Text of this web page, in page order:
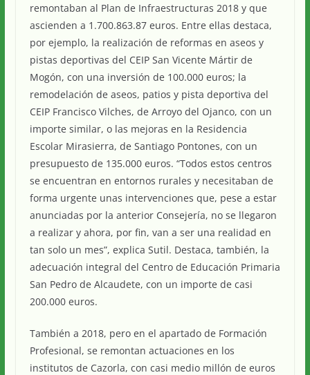
remontaban al Plan de Infraestructuras 2018 y que
ascienden a 1.700.863.87 euros. Entre ellas destaca,
por ejemplo, la realización de reformas en aseos y
pistas deportivas del CEIP San Vicente Mártir de
Mogón, con una inversión de 100.000 euros; la
remodelación de aseos, patios y pista deportiva del
CEIP Francisco Vilches, de Arroyo del Ojanco, con un
importe similar, o las mejoras en la Residencia
Escolar Mirasierra, de Santiago Pontones, con un
presupuesto de 135.000 euros. “Todos estos centros
se encuentran en entornos rurales y necesitaban de
forma urgente unas intervenciones que, pese a estar
anunciadas por la anterior Consejería, no se llegaron
a realizar y ahora, por fin, van a ser una realidad en
tan solo un mes”, explica Sutil. Destaca, también, la
adecuación integral del Centro de Educación Primaria
San Pedro de Alcaudete, con un importe de casi
200.000 euros.
También a 2018, pero en el apartado de Formación
Profesional, se remontan actuaciones en los
institutos de Cazorla, con casi medio millón de euros